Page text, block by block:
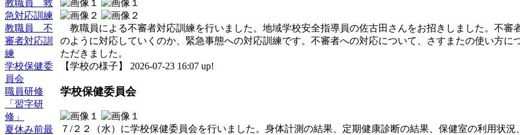
教職員 救
急対応訓練
教職員 不
審者対応訓
練
学校保健委
員会
職員研修
「習字研
修」
夏休み前最
教職員による不審者対応訓練を行いました。地域学校安全指導員の佐古田さんをお招きしました。不審
のように対応していくのか、緊急事態への対応訓練です。不審者への対応について、さすまたの使い方に
ただきました。
【学校の様子】 2026-07-23 16:07 up!
学校保健委員会
７/２２（水）に学校保健委員会を行いました。身体計測の結果、定期健康診断の結果、保健室の利用状